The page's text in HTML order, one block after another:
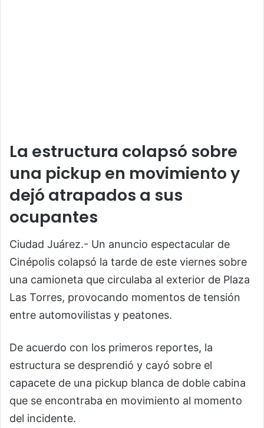
La estructura colapsó sobre
una pickup en movimiento y
dejó atrapados a sus
ocupantes
Ciudad Juárez.- Un anuncio espectacular de
Cinépolis colapsó la tarde de este viernes sobre
una camioneta que circulaba al exterior de Plaza
Las Torres, provocando momentos de tensión
entre automovilistas y peatones.
De acuerdo con los primeros reportes, la
estructura se desprendió y cayó sobre el
capacete de una pickup blanca de doble cabina
que se encontraba en movimiento al momento
del incidente.